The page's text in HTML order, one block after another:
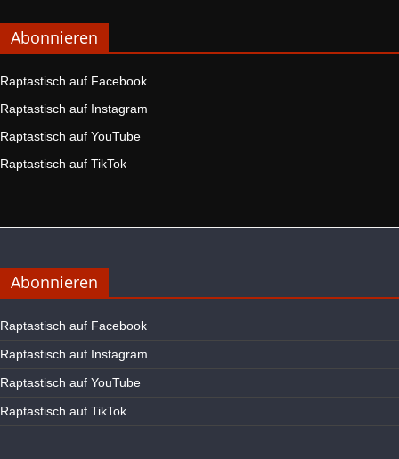
Abonnieren
Raptastisch auf Facebook
Raptastisch auf Instagram
Raptastisch auf YouTube
Raptastisch auf TikTok
Abonnieren
Raptastisch auf Facebook
Raptastisch auf Instagram
Raptastisch auf YouTube
Raptastisch auf TikTok